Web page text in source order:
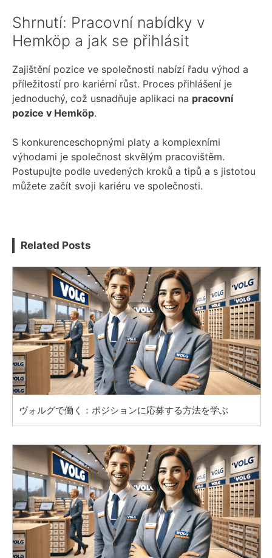
Shrnutí: Pracovní nabídky v
Hemköp a jak se přihlásit
Zajištění pozice ve společnosti nabízí řadu výhod a
příležitostí pro kariérní růst. Proces přihlášení je
jednoduchý, což usnadňuje aplikaci na pracovní
pozice v Hemköp.
S konkurenceschopnými platy a komplexními
výhodami je společnost skvělým pracovištěm.
Postupujte podle uvedených kroků a tipů a s jistotou
můžete začít svoji kariéru ve společnosti.
Related Posts
ヴォルグで働く：ポジションに応募する方法を学ぶ